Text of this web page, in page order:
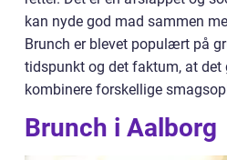
kan nyde god mad sammen
Brunch er blevet populært på
tidspunkt og det faktum, at
kombinere forskellige
Brunch i Aalborg